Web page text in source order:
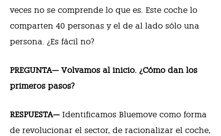
veces no se comprende lo que es. Este coche lo
comparten 40 personas y el de al lado sólo una
persona. ¿Es fácil no?
PREGUNTA— Volvamos al inicio. ¿Cómo dan los
primeros pasos?
RESPUESTA— Identificamos Bluemove como forma
de revolucionar el sector, de racionalizar el coche,